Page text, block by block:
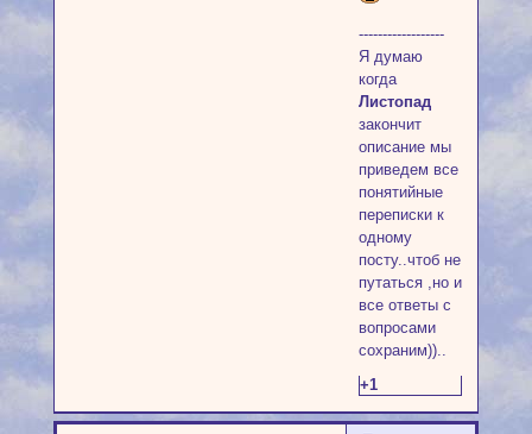
------------------
Я думаю
когда
Листопад
закончит
описание мы
приведем все
понятийные
переписки к
одному
посту..чтоб не
путаться ,но и
все ответы с
вопросами
сохраним))..
+1